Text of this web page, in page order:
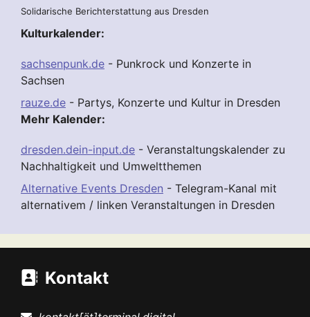
Solidarische Berichterstattung aus Dresden
Kulturkalender:
sachsenpunk.de - Punkrock und Konzerte in
Sachsen
rauze.de - Partys, Konzerte und Kultur in Dresden
Mehr Kalender:
dresden.dein-input.de - Veranstaltungskalender zu
Nachhaltigkeit und Umweltthemen
Alternative Events Dresden - Telegram-Kanal mit
alternativem / linken Veranstaltungen in Dresden
Kontakt